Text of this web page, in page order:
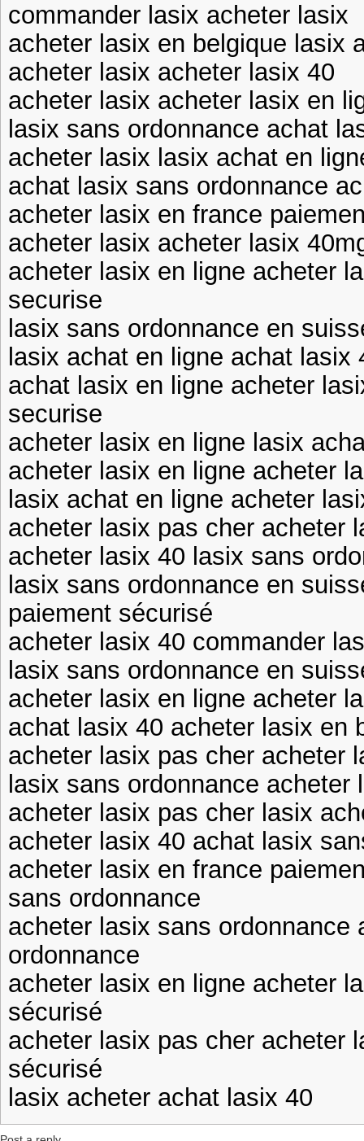
commander lasix acheter lasix
acheter lasix en belgique lasix
acheter lasix acheter lasix 40
acheter lasix acheter lasix en
lasix sans ordonnance achat
acheter lasix lasix achat en
achat lasix sans ordonnance
acheter lasix en france
acheter lasix acheter lasix
acheter lasix en ligne acheter
securise
lasix sans ordonnance en
lasix achat en ligne achat lasix
achat lasix en ligne acheter
securise
acheter lasix en ligne lasix
acheter lasix en ligne acheter
lasix achat en ligne acheter
acheter lasix pas cher acheter
acheter lasix 40 lasix sans
lasix sans ordonnance en
paiement sécurisé
acheter lasix 40 commander
lasix sans ordonnance en
acheter lasix en ligne acheter
achat lasix 40 acheter lasix en
acheter lasix pas cher acheter
lasix sans ordonnance
acheter lasix pas cher lasix
acheter lasix 40 achat lasix
acheter lasix en france
sans ordonnance
acheter lasix sans ordonnance
ordonnance
acheter lasix en ligne acheter
sécurisé
acheter lasix pas cher acheter
sécurisé
lasix acheter achat lasix 40